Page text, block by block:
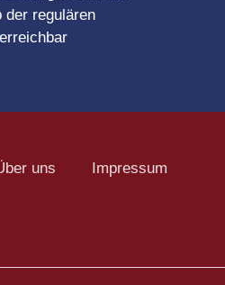
der regulären
uns Impressum